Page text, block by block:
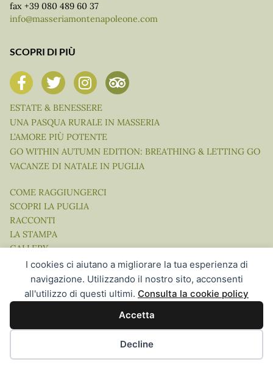
I cookies ci aiutano a migliorare la tua esperienza di
navigazione. Utilizzando il nostro sito, acconsenti
all'utilizzo di questi ultimi. Consulta la cookie policy
Accetta
Decline
fax +39 080 489 60 37
info@masseriamontenapoleone.com
SCOPRI DI PIÙ
ESTATE & BENESSERE
UNA PASQUA RURALE IN MASSERIA
L’AMORE PIÙ POTENTE
GO WITHIN AUTUMN EDITION: BREATHING & LETTING GO
VACANZE DI NATALE IN PUGLIA
COME RAGGIUNGERCI
SCOPRI LA PUGLIA
RACCONTI
LA STAMPA
GALLERY
VIDEO
Website Concept, Design & Development by Ingenia Direct |
Hospitality Communication in the Digital Age